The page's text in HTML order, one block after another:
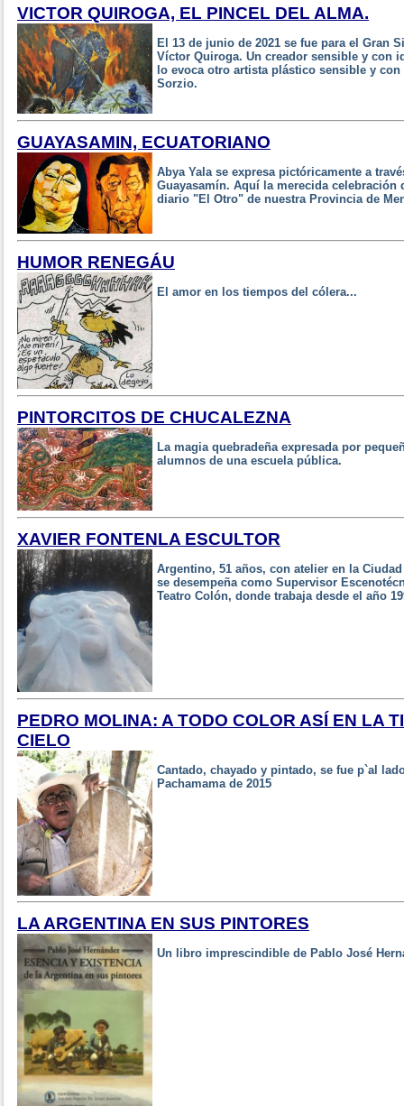
VICTOR QUIROGA, EL PINCEL DEL ALMA.
El 13 de junio de 2021 se fue para el Gran
Víctor Quiroga. Un creador sensible y con
lo evoca otro artista plástico sensible y
Sorzio.
GUAYASAMIN, ECUATORIANO
Abya Yala se expresa pictóricamente a
Guayasamín. Aquí la merecida celebración
diario "El Otro" de nuestra Provincia de
HUMOR RENEGÁU
El amor en los tiempos del cólera...
PINTORCITOS DE CHUCALEZNA
La magia quebradeña expresada por
alumnos de una escuela pública.
XAVIER FONTENLA ESCULTOR
Argentino, 51 años, con atelier en la
se desempeña como Supervisor
Teatro Colón, donde trabaja desde el año
PEDRO MOLINA: A TODO COLOR ASÍ EN LA
CIELO
Cantado, chayado y pintado, se fue p`al
Pachamama de 2015
LA ARGENTINA EN SUS PINTORES
Un libro imprescindible de Pablo José